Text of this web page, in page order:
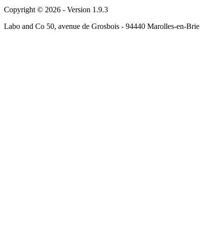
Copyright © 2026 - Version 1.9.3
Labo and Co 50, avenue de Grosbois - 94440 Marolles-en-Brie